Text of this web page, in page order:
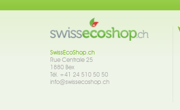
SwissEcoShop.ch
Rue Centrale 25
1880 Bex
Tél. +41 24 510 50 50
info@swissecoshop.ch